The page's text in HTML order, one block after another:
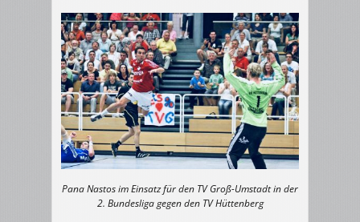
Pana Nastos im Einsatz für den TV Groß-Umstadt in der
2. Bundesliga gegen den TV Hüttenberg